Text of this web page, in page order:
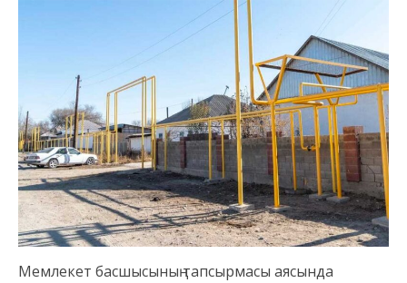
Мемлекет басшысының тапсырмасы аясында